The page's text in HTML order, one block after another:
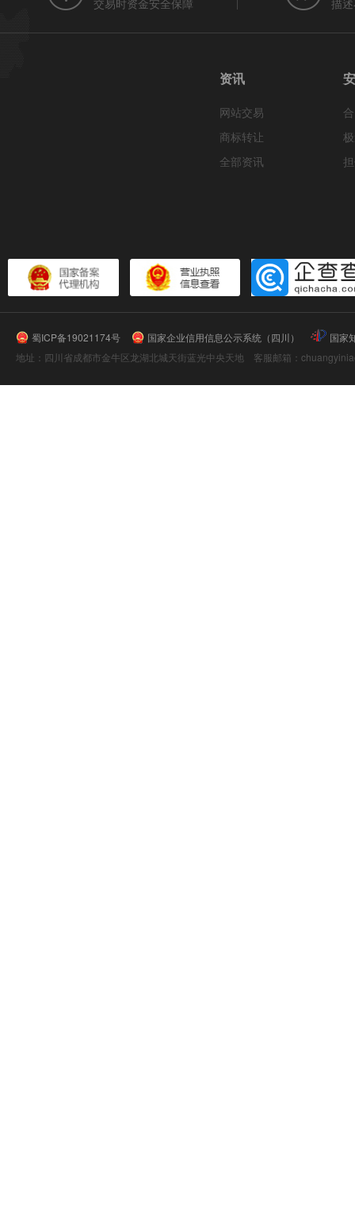
交易时资金安全保障 描
资讯
网站交易
商标转让
全部资讯
蜀ICP备19021174号 国家企业信用信息公示系统（四川）
国家
地址：四川省成都市金牛区龙湖北城天街蓝光中央天地 客服邮箱：